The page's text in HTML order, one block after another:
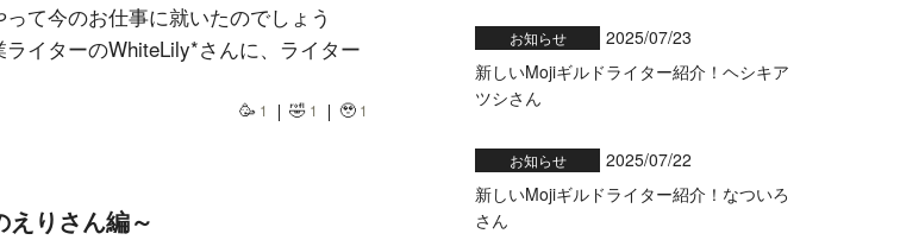
て今のお仕事に就いたのでしょう
イターのWhiteLily*さんに、ライター
🥳 1 🤣 1 🥹 1
りさん編～
お知らせ
2025/07/23
新しいMojiギルドライター紹介！ヘシキア
ツシさん
お知らせ
2025/07/22
新しいMojiギルドライター紹介！なついろ
さん